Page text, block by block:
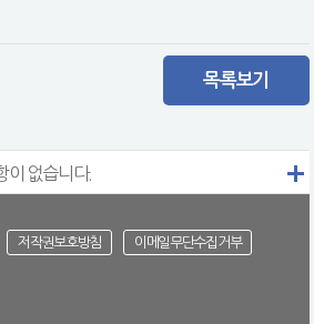
목록보기
이 없습니다.
저작권보호방침 이메일무단수집거부